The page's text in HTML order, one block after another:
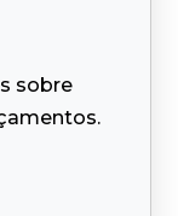
sobre